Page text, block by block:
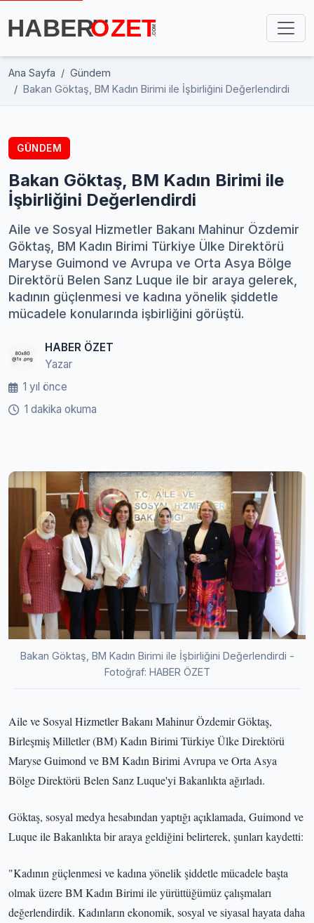
Ana Sayfa
Gündem
Bakan Göktaş, BM Kadın Birimi ile İşbirliğini Değerlendirdi
GÜNDEM
Bakan Göktaş, BM Kadın Birimi ile
İşbirliğini Değerlendirdi
Aile ve Sosyal Hizmetler Bakanı Mahinur Özdemir
Göktaş, BM Kadın Birimi Türkiye Ülke Direktörü
Maryse Guimond ve Avrupa ve Orta Asya Bölge
Direktörü Belen Sanz Luque ile bir araya gelerek,
kadının güçlenmesi ve kadına yönelik şiddetle
mücadele konularında işbirliğini görüştü.
HABER ÖZET
Yazar
1 yıl önce
1 dakika okuma
Bakan Göktaş, BM Kadın Birimi ile İşbirliğini Değerlendirdi -
Fotoğraf: HABER ÖZET
Aile ve Sosyal Hizmetler Bakanı Mahinur Özdemir Göktaş,
Birleşmiş Milletler (BM) Kadın Birimi Türkiye Ülke Direktörü
Maryse Guimond ve BM Kadın Birimi Avrupa ve Orta Asya
Bölge Direktörü Belen Sanz Luque'yi Bakanlıkta ağırladı.
Göktaş, sosyal medya hesabından yaptığı açıklamada, Guimond ve
Luque ile Bakanlıkta bir araya geldiğini belirterek, şunları kaydetti:
"Kadının güçlenmesi ve kadına yönelik şiddetle mücadele başta
olmak üzere BM Kadın Birimi ile yürüttüğümüz çalışmaları
değerlendirdik. Kadınların ekonomik, sosyal ve siyasal hayata daha